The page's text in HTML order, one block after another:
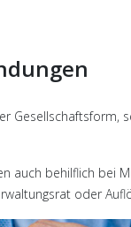
Gesellschaftsform,
auch behilflich bei
oder